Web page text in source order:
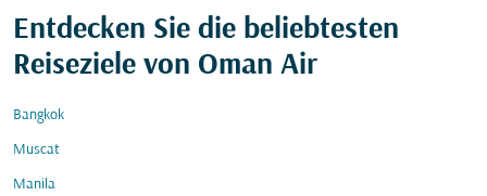
Entdecken Sie die beliebtesten
Reiseziele von Oman Air
Bangkok
Muscat
Manila